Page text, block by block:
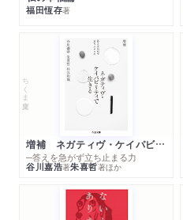
福田恆存著
ちくま文庫
増補 ネガティヴ・ケイパビリティで生きる
─答えを急がず立ち止まる力
谷川嘉浩著朱喜哲著ほか